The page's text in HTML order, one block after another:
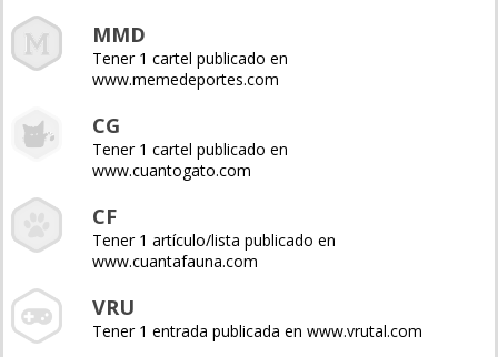
MMD
Tener 1 cartel publicado en
www.memedeportes.com
CG
Tener 1 cartel publicado en
www.cuantogato.com
CF
Tener 1 artículo/lista publicado en
www.cuantafauna.com
VRU
Tener 1 entrada publicada en www.vrutal.com